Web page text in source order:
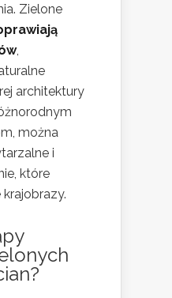
Zielone
,
architektury
można
i
które